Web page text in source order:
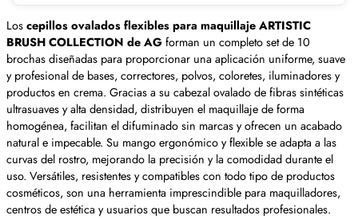
Loscepillos ovalados flexibles para maquillaje ARTISTIC
BRUSH COLLECTION de AGforman un completo set de 10
brochas diseñadas para proporcionar una aplicación uniforme, suave
y profesional de bases, correctores, polvos, coloretes, iluminadores y
productos en crema. Gracias a su cabezal ovalado de fibras sintéticas
ultrasuaves y alta densidad, distribuyen el maquillaje de forma
homogénea, facilitan el difuminado sin marcas y ofrecen un acabado
natural e impecable. Su mango ergonómico y flexible se adapta a las
curvas del rostro, mejorando la precisión y la comodidad durante el
uso. Versátiles, resistentes y compatibles con todo tipo de productos
cosméticos, son una herramienta imprescindible para maquilladores,
centros de estética y usuarios que buscan resultados profesionales.